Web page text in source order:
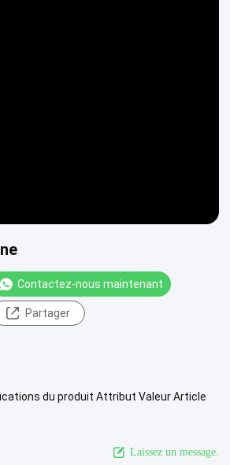
Contactez-nous maintenant
Partager
du produit Attribut Valeur Article
Laissez un message.